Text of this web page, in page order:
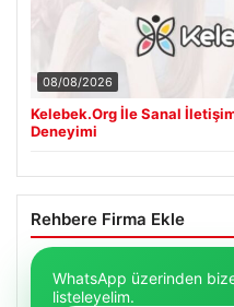
08/08/2026
Kelebek.Org İle Sanal
Deneyimi
Rehbere Firma Ekle
WhatsApp üzerinden
listeleyelim.